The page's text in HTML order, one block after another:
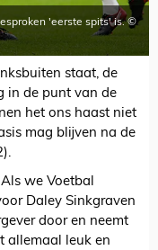
'eerste spits' is. ©
staat, de
in de punt van de
het ons haast niet
mag blijven na de
we Voetbal
Daley Sinkgraven
door en neemt
allemaal leuk en